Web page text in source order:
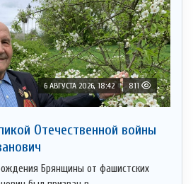
6 АВГУСТА 2026, 18:42 811
Отечественной войны
Брянщины от фашистских